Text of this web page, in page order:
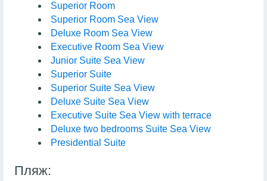
Superior Room
Superior Room Sea View
Deluxe Room Sea View
Executive Room Sea View
Junior Suite Sea View
Superior Suite
Superior Suite Sea View
Deluxe Suite Sea View
Executive Suite Sea View with terrace
Deluxe two bedrooms Suite Sea View
Presidential Suite
Пляж: